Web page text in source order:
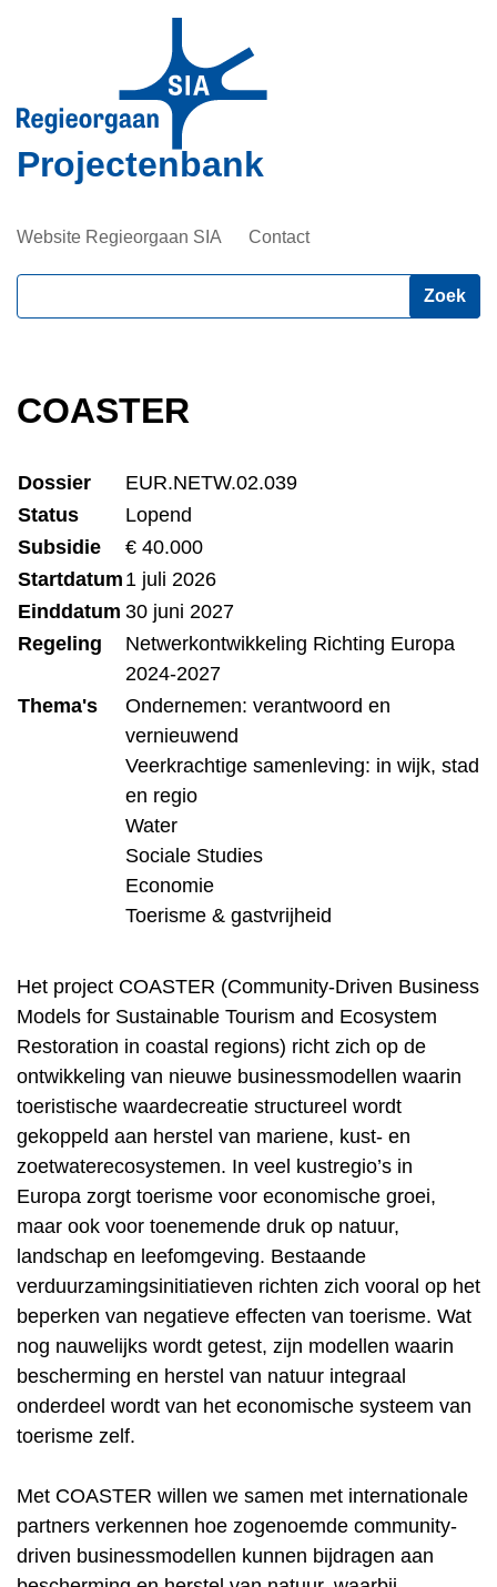
de
inhoud
gaan
Projectenbank
Website Regieorgaan SIA Contact
COASTER
Dossier
EUR.NETW.02.039
Status
Lopend
Subsidie
€ 40.000
Startdatum 1 juli 2026
Einddatum 30 juni 2027
Regeling
Netwerkontwikkeling Richting Europa
2024-2027
Thema's
Ondernemen: verantwoord en
vernieuwend
Veerkrachtige samenleving: in wijk, stad
en regio
Water
Sociale Studies
Economie
Toerisme & gastvrijheid
Het project COASTER (Community-Driven Business
Models for Sustainable Tourism and Ecosystem
Restoration in coastal regions) richt zich op de
ontwikkeling van nieuwe businessmodellen waarin
toeristische waardecreatie structureel wordt
gekoppeld aan herstel van mariene, kust- en
zoetwaterecosystemen. In veel kustregio’s in
Europa zorgt toerisme voor economische groei,
maar ook voor toenemende druk op natuur,
landschap en leefomgeving. Bestaande
verduurzamingsinitiatieven richten zich vooral op het
beperken van negatieve effecten van toerisme. Wat
nog nauwelijks wordt getest, zijn modellen waarin
bescherming en herstel van natuur integraal
onderdeel wordt van het economische systeem van
toerisme zelf.
Met COASTER willen we samen met internationale
partners verkennen hoe zogenoemde community-
driven businessmodellen kunnen bijdragen aan